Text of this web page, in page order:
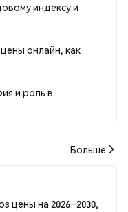
индексу и
онлайн, как
и роль в
Больше
цены на 2026–2030,